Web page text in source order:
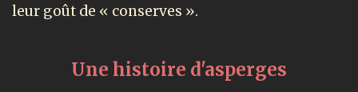
leur goût de « conserves ».
Une histoire d'asperges